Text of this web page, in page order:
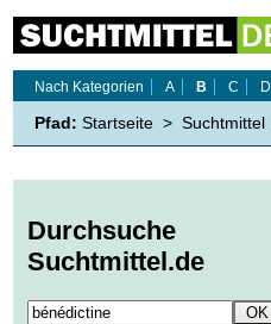
Nach Kategorien
A B C D
Pfad: Startseite > Suchtmittel
Durchsuche
Suchtmittel.de